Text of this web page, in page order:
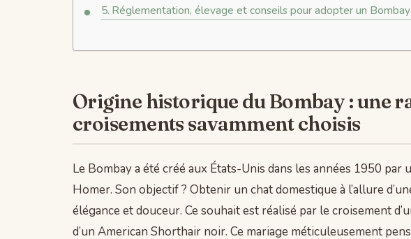
Réglementation, élevage et conseils pour adopter un
Origine historique du Bombay : une
croisements savamment choisis
Le Bombay a été créé aux États-Unis dans les années 1950 par
Homer. Son objectif ? Obtenir un chat domestique à l’allure
élégance et douceur. Ce souhait est réalisé par le croisement
d’un American Shorthair noir. Ce mariage méticuleusement